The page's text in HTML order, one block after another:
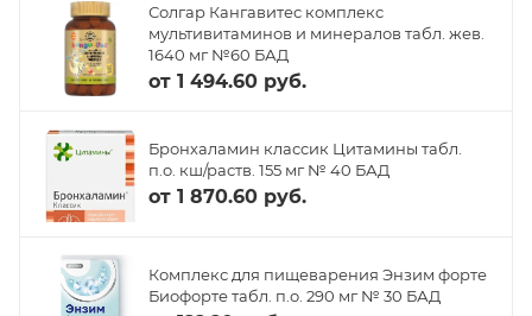
Солгар Кангавитес комплекс
мультивитаминов и минералов табл. жев.
1640 мг №60 БАД
от 1 494.60 руб.
Бронхаламин классик Цитамины табл.
п.о. кш/раств. 155 мг № 40 БАД
от 1 870.60 руб.
Комплекс для пищеварения Энзим форте
Биофорте табл. п.о. 290 мг № 30 БАД